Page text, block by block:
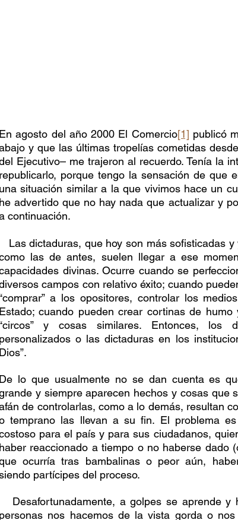
En agosto del año 2000 El Comercio[1] publicó
y que las últimas tropelías cometidas
Ejecutivo– me trajeron al recuerdo. Tenía la
republicarlo, porque tengo la sensación de que
una situación similar a la que vivimos hace un
he advertido que no hay nada que actualizar y
continuación.
Las dictaduras, que hoy son más sofisticadas
las de antes, suelen llegar a ese
divinas. Ocurre cuando se
campos con relativo éxito; cuando
a los opositores, controlar los
Estado; cuando pueden crear cortinas de
y cosas similares. Entonces, los
personalizados o las dictaduras en los
Dios”.
De lo que usualmente no se dan cuenta es
y siempre aparecen hechos y cosas que
de controlarlas, como a lo demás, resultan
temprano las llevan a su fin. El problema
para el país y para sus ciudadanos,
haber reaccionado a tiempo o no haberse dado
ocurría tras bambalinas o peor aún,
partícipes del proceso.
Desafortunadamente, a golpes se aprende y
personas nos hacemos de la vista gorda o